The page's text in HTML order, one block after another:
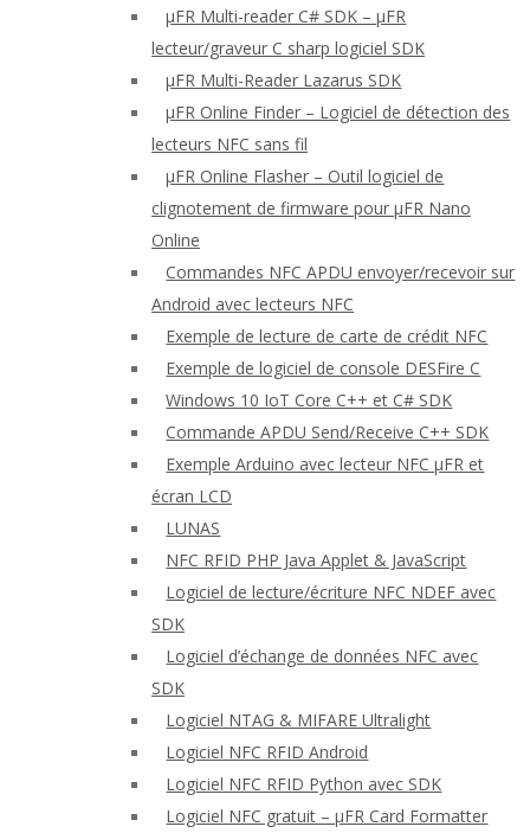
μFR Multi-reader C# SDK – μFR
lecteur/graveur C sharp logiciel SDK
μFR Multi-Reader Lazarus SDK
μFR Online Finder – Logiciel de détection des
lecteurs NFC sans fil
μFR Online Flasher – Outil logiciel de
clignotement de firmware pour μFR Nano
Online
Commandes NFC APDU envoyer/recevoir sur
Android avec lecteurs NFC
Exemple de lecture de carte de crédit NFC
Exemple de logiciel de console DESFire C
Windows 10 IoT Core C++ et C# SDK
Commande APDU Send/Receive C++ SDK
Exemple Arduino avec lecteur NFC μFR et
écran LCD
LUNAS
NFC RFID PHP Java Applet & JavaScript
Logiciel de lecture/écriture NFC NDEF avec
SDK
Logiciel d’échange de données NFC avec
SDK
Logiciel NTAG & MIFARE Ultralight
Logiciel NFC RFID Android
Logiciel NFC RFID Python avec SDK
Logiciel NFC gratuit – μFR Card Formatter